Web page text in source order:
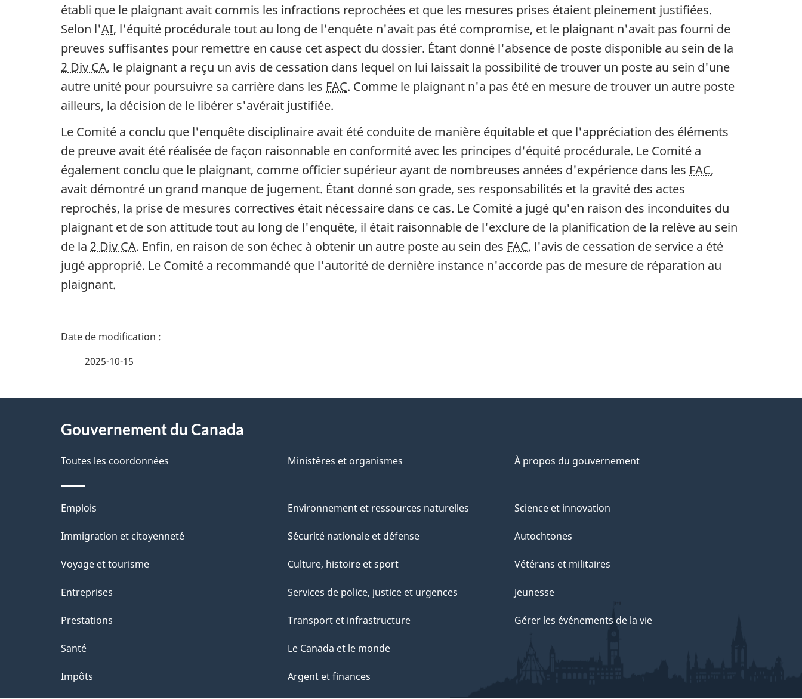
établi que le plaignant avait commis les infractions reprochées et que les mesures prises étaient pleinement justifiées.
Selon l'AI, l'équité procédurale tout au long de l'enquête n'avait pas été compromise, et le plaignant n'avait pas fourni de
preuves suffisantes pour remettre en cause cet aspect du dossier. Étant donné l'absence de poste disponible au sein de la
2 Div CA, le plaignant a reçu un avis de cessation dans lequel on lui laissait la possibilité de trouver un poste au sein d'une
autre unité pour poursuivre sa carrière dans les FAC. Comme le plaignant n'a pas été en mesure de trouver un autre poste
ailleurs, la décision de le libérer s'avérait justifiée.
Le Comité a conclu que l'enquête disciplinaire avait été conduite de manière équitable et que l'appréciation des éléments
de preuve avait été réalisée de façon raisonnable en conformité avec les principes d'équité procédurale. Le Comité a
également conclu que le plaignant, comme officier supérieur ayant de nombreuses années d'expérience dans les FAC,
avait démontré un grand manque de jugement. Étant donné son grade, ses responsabilités et la gravité des actes
reprochés, la prise de mesures correctives était nécessaire dans ce cas. Le Comité a jugé qu'en raison des inconduites du
plaignant et de son attitude tout au long de l'enquête, il était raisonnable de l'exclure de la planification de la relève au sein
de la 2 Div CA. Enfin, en raison de son échec à obtenir un autre poste au sein des FAC, l'avis de cessation de service a été
jugé approprié. Le Comité a recommandé que l'autorité de dernière instance n'accorde pas de mesure de réparation au
plaignant.
D
a
s
d
e
l
a
p
a
2025-10-15
proposGouvernement du Canada
Toutes les coordonnées Ministères et organismes À propos du gouvernement
Thèmes
et
Emplois
Immigration et citoyenneté
Voyage et tourisme
Entreprises
Prestations
Santé
Impôts
Environnement et ressources naturelles
Sécurité nationale et défense
Culture, histoire et sport
Services de police, justice et urgences
Transport et infrastructure
Le Canada et le monde
Argent et finances
Science et innovation
Autochtones
Vétérans et militaires
Jeunesse
Gérer les événements de la vie